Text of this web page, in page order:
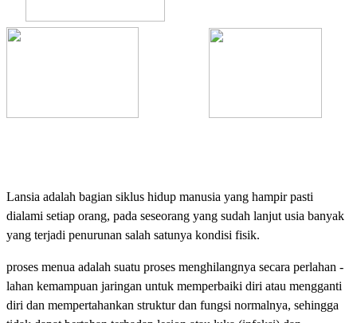
Lansia adalah bagian siklus hidup manusia yang hampir pasti
dialami setiap orang, pada seseorang yang sudah lanjut usia banyak
yang terjadi penurunan salah satunya kondisi fisik.
proses menua adalah suatu proses menghilangnya secara perlahan -
lahan kemampuan jaringan untuk memperbaiki diri atau mengganti
diri dan mempertahankan struktur dan fungsi normalnya, sehingga